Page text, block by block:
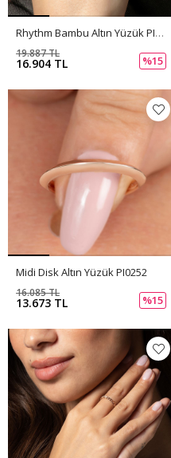
Rhythm Bambu Altın Yüzük PI0254
16.904 TL
19.887 TL
%15
Midi Disk Altın Yüzük PI0252
13.673 TL
16.085 TL
%15